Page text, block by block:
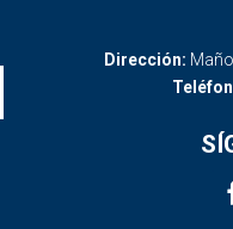
Dirección: